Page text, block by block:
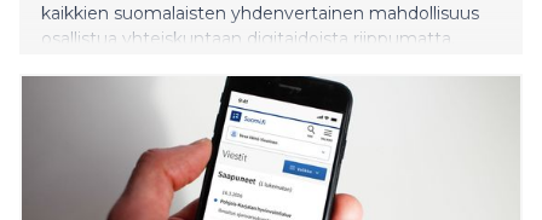
kaikkien suomalaisten yhdenvertainen mahdollisuus
osallistua yhteiskuntaan digitaidoista riippumatta.